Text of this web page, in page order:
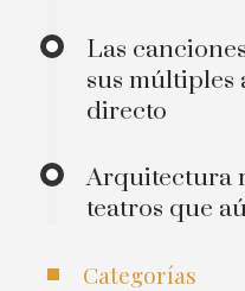
Las
sus múltiples
directo
Arquitectura
teatros que
Categorías